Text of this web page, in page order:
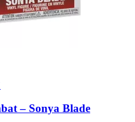
– Sonya Blade